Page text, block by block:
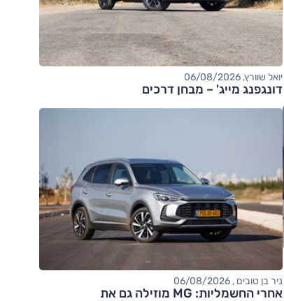
יואל שוורץ, 06/08/2026
דונגפנג מייג' – מבחן דרכים
ניר בן טובים , 06/08/2026
אחרי החשמליות: MG מוזילה גם את